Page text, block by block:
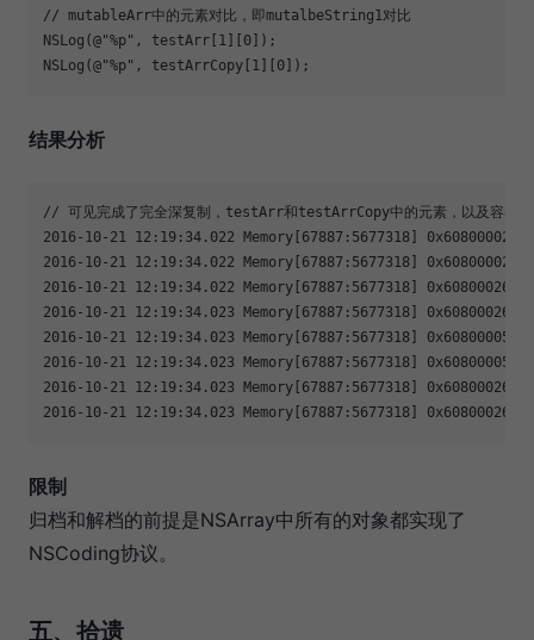
// mutableArr中的元素对比，即mutalbeString1对比
NSLog(@"%p", testArr[1][0]);
NSLog(@"%p", testArrCopy[1][0]);
结果分析
// 可见完成了完全深复制，testArr和testArrCopy中的元素，以及容器中
2016-10-21 12:19:34.022 Memory[67887:5677318]
2016-10-21 12:19:34.022 Memory[67887:5677318]
2016-10-21 12:19:34.022 Memory[67887:5677318]
2016-10-21 12:19:34.023 Memory[67887:5677318]
2016-10-21 12:19:34.023 Memory[67887:5677318]
2016-10-21 12:19:34.023 Memory[67887:5677318]
2016-10-21 12:19:34.023 Memory[67887:5677318]
2016-10-21 12:19:34.023 Memory[67887:5677318]
限制
归档和解档的前提是NSArray中所有的对象都实现了
NSCoding协议。
五、拾遗